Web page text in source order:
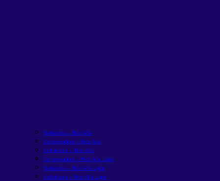
Moderada – Rico Alfa
Conservadora – Rico Alfa
Sofisticada – Rico Alfa
Conservadora – Rico Alfa Light
Moderada – Rico Alfa Light
Sofisticada – Rico Alfa Light